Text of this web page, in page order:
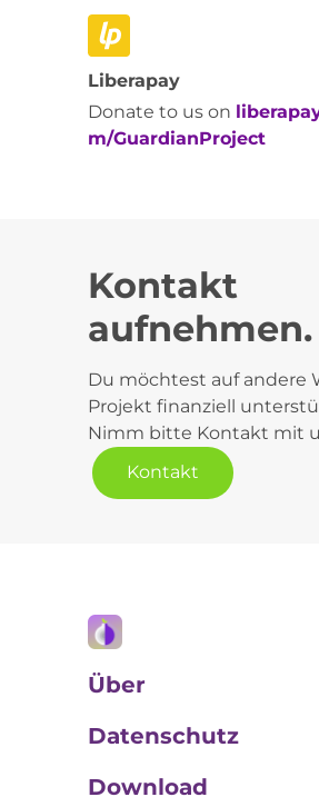
Liberapay
Donate to us on
m/GuardianProject
Kontakt
aufnehmen.
Du möchtest auf andere
Projekt finanziell
Nimm bitte Kontakt mit
Kontakt
Über
Datenschutz
Download